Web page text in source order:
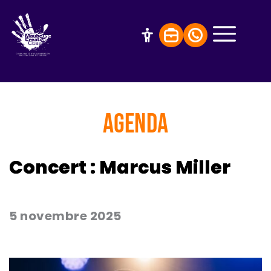
AGENDA
Concert : Marcus Miller
5 novembre 2025